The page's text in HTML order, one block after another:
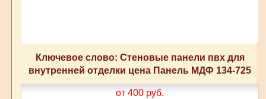
Ключевое слово: Стеновые панели пвх для
внутренней отделки цена Панель МДФ 134-725
от 400 руб.